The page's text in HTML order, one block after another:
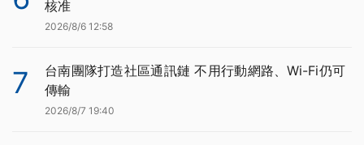
核准
2026/8/6 12:58
7
台南團隊打造社區通訊鏈 不用行動網路、Wi-Fi仍可
傳輸
2026/8/7 19:40